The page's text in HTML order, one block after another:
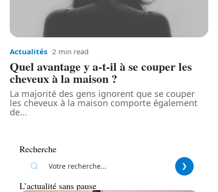
Actualités 2 min read
Quel avantage y a-t-il à se couper les
cheveux à la maison ?
La majorité des gens ignorent que se couper
les cheveux à la maison comporte également
de…
Recherche
L’actualité sans pause